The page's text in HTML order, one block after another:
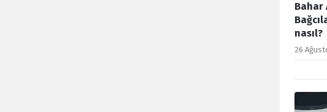
Bahar
nasıl?
26